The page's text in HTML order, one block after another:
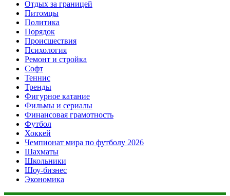
Отдых за границей
Питомцы
Политика
Порядок
Происшествия
Психология
Ремонт и стройка
Софт
Теннис
Тренды
Фигурное катание
Фильмы и сериалы
Финансовая грамотность
Футбол
Хоккей
Чемпионат мира по футболу 2026
Шахматы
Школьники
Шоу-бизнес
Экономика